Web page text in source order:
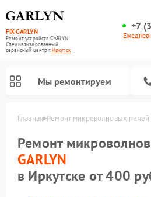
FIX-GARLYN
Ремонт устройств GARLYN
Специализированный
cервисный центр г.Иркутск
+7
Мы ремонтируем
Главная Ремонт микроволновых печей
Ремонт
GARLYN
в Иркутске от 400